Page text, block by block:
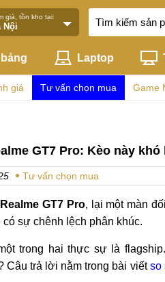
giá, tồn kho tại:
Laptop
giá Tư vấn chọn mua Game
GT7 Pro: Kèo này
Tư vấn chọn mua
GT7 Pro, lại một màn
sự chênh lệch phân khúc.
trong hai thực sự là
Câu trả lời nằm trong bài viếtso